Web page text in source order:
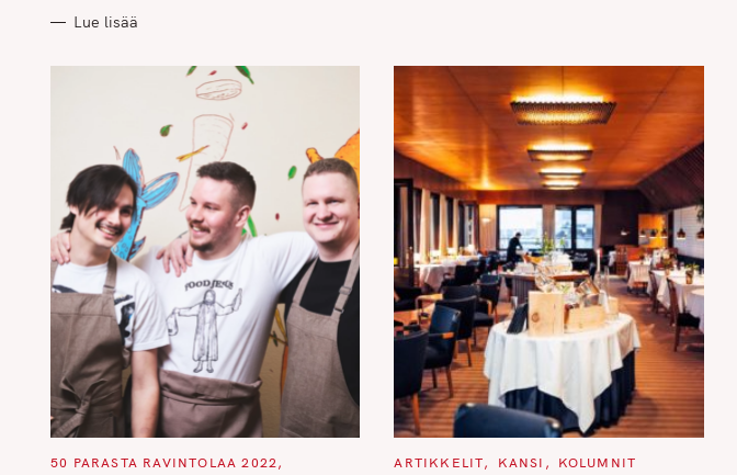
Lue lisää
C
50 PARASTA RAVINTOLAA 2022
C
ARTIKKELIT KANSI
KOLUMNIT